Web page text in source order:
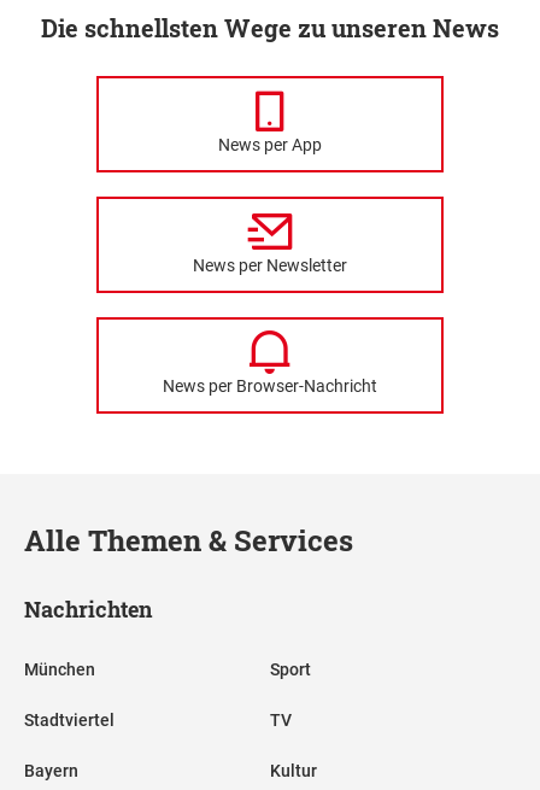
Die schnellsten Wege zu unseren News
News per App
News per Newsletter
News per Browser-Nachricht
Alle Themen & Services
Nachrichten
München
Stadtviertel
Bayern
Sport
TV
Kultur